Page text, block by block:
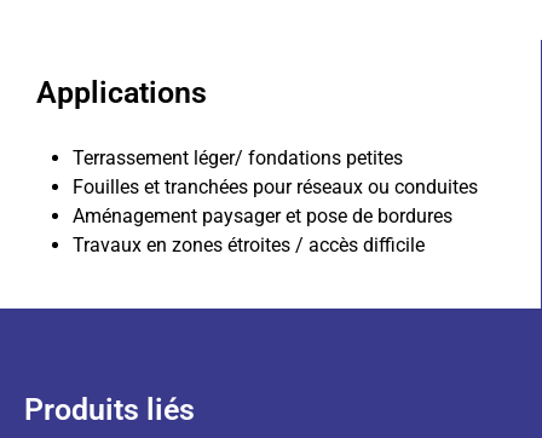
Applications
Terrassement léger/ fondations petites
Fouilles et tranchées pour réseaux ou conduites
Aménagement paysager et pose de bordures
Travaux en zones étroites / accès difficile
Produits liés